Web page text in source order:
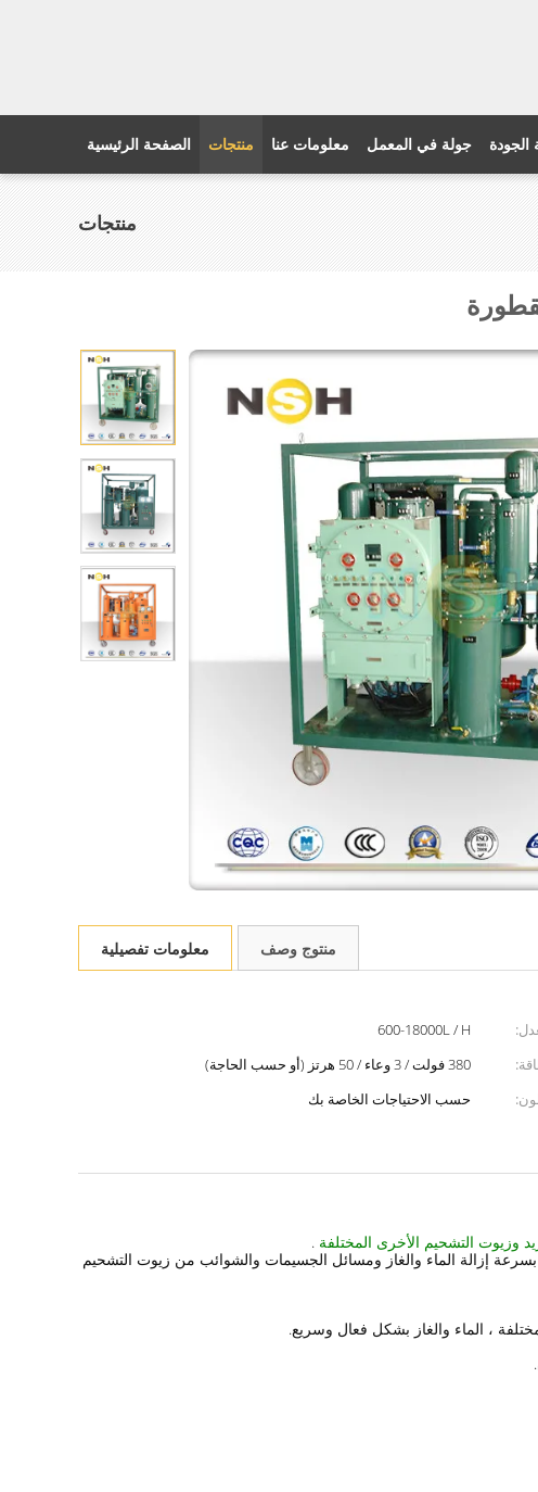
الصفحة الرئيسية منتجات معلومات عنا جولة في المعمل الجودة
منتجات
معلومات تفصيلية منتوج وصف
600-18000L / H
380 فولت / 3 وعاء / 50 هرتز (أو حسب الحاجة)
حسب الاحتياجات الخاصة بك
وزيوت التشحيم الأخرى المختلفة .
معظم تكسير الماكينات التي ينتج عنها نظام زيت التشحيم ناتج عن التزييت الملوث حيث يوجد به ماء ، غاز ، شوائب إلخ. يمكن لسلسلة LL بسرعة إزالة الماء والغاز ومسائل الجسيمات والشوائب من زيوت التشحيم